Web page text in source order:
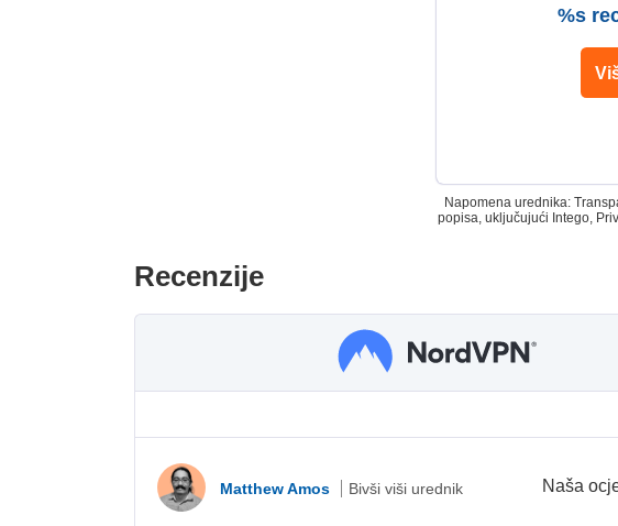
%s
Napomena urednika:
popisa, uključujući Intego,
Recenzije
Matthew Amos Bivši viši urednik Naša